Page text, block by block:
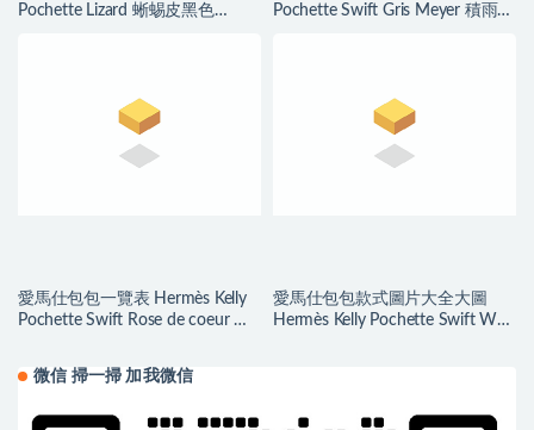
Pochette Lizard 蜥蜴皮黑色
Pochette Swift Gris Meyer 積雨雲
愛馬仕包包一覽表 Hermès Kelly
Pochette Swift Rose de coeur 心
愛馬仕包包款式圖片大全大圖
Hermès Kelly Pochette Swift W0
微信 掃一掃 加我微信